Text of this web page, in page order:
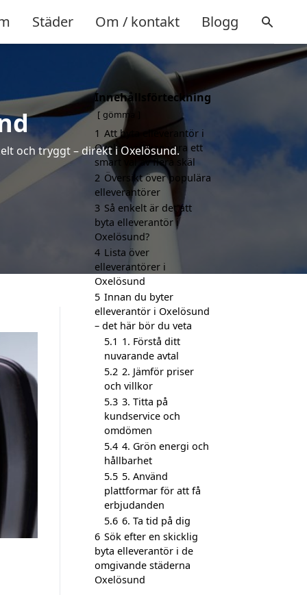
Städer Om / kontakt Blogg
och tryggt – direkt i Oxelösund.
Innehållsförteckning
gömma
1 Att byta elleverantör i
Oxelösund kan vara ett
smart val av flera skäl
2 Översikt över populära
elleverantörer
3 Så enkelt är det att
byta elleverantör i
Oxelösund?
4 Lista över
elleverantörer i
Oxelösund
5 Innan du byter
elleverantör i Oxelösund
– det här bör du veta
5.1 1. Förstå ditt
nuvarande avtal
5.2 2. Jämför priser
och villkor
5.3 3. Titta på
kundservice och
omdömen
5.4 4. Grön energi och
hållbarhet
5.5 5. Använd
plattformar för att få
erbjudanden
5.6 6. Ta tid på dig
6 Sök efter en skicklig
byta elleverantör i de
omgivande städerna
Oxelösund